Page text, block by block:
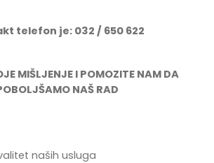
telefon je: 032 / 650 622
MIŠLJENJE I POMOZITE NAM DA
NAŠ RAD
naših usluga